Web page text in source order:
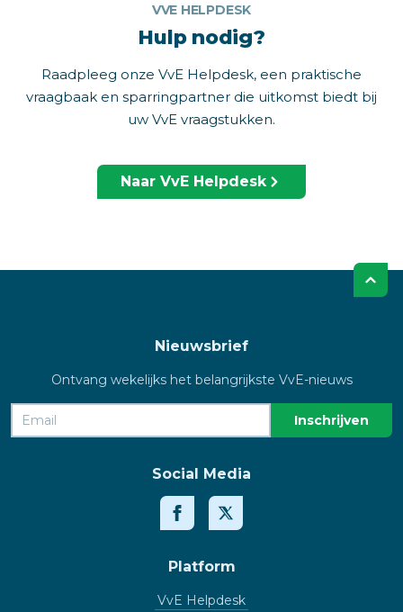
VVE HELPDESK
Hulp nodig?
Raadpleeg onze VvE Helpdesk, een praktische
vraagbaak en sparringpartner die uitkomst biedt bij
uw VvE vraagstukken.
Naar VvE Helpdesk
Nieuwsbrief
Ontvang wekelijks het belangrijkste VvE-nieuws
Social Media
Platform
VvE Helpdesk